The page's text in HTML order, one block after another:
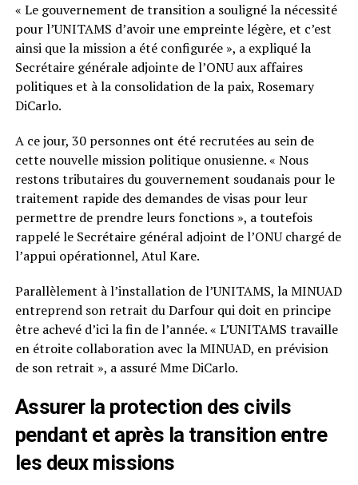
« Le gouvernement de transition a souligné la nécessité
pour l’UNITAMS d’avoir une empreinte légère, et c’est
ainsi que la mission a été configurée », a expliqué la
Secrétaire générale adjointe de l’ONU aux affaires
politiques et à la consolidation de la paix, Rosemary
DiCarlo.
A ce jour, 30 personnes ont été recrutées au sein de
cette nouvelle mission politique onusienne. « Nous
restons tributaires du gouvernement soudanais pour le
traitement rapide des demandes de visas pour leur
permettre de prendre leurs fonctions », a toutefois
rappelé le Secrétaire général adjoint de l’ONU chargé de
l’appui opérationnel, Atul Kare.
Parallèlement à l’installation de l’UNITAMS, la MINUAD
entreprend son retrait du Darfour qui doit en principe
être achevé d’ici la fin de l’année. « L’UNITAMS travaille
en étroite collaboration avec la MINUAD, en prévision
de son retrait », a assuré Mme DiCarlo.
Assurer la protection des civils
pendant et après la transition entre
les deux missions